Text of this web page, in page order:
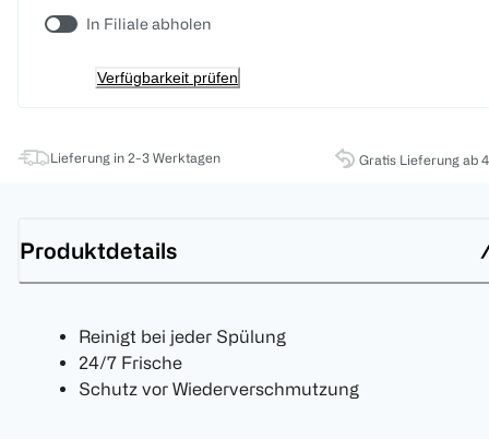
In Filiale abholen
Verfügbarkeit prüfen
Lieferung in 2-3 Werktagen Gratis Lieferung ab
Produktdetails
Reinigt bei jeder Spülung
24/7 Frische
Schutz vor Wiederverschmutzung